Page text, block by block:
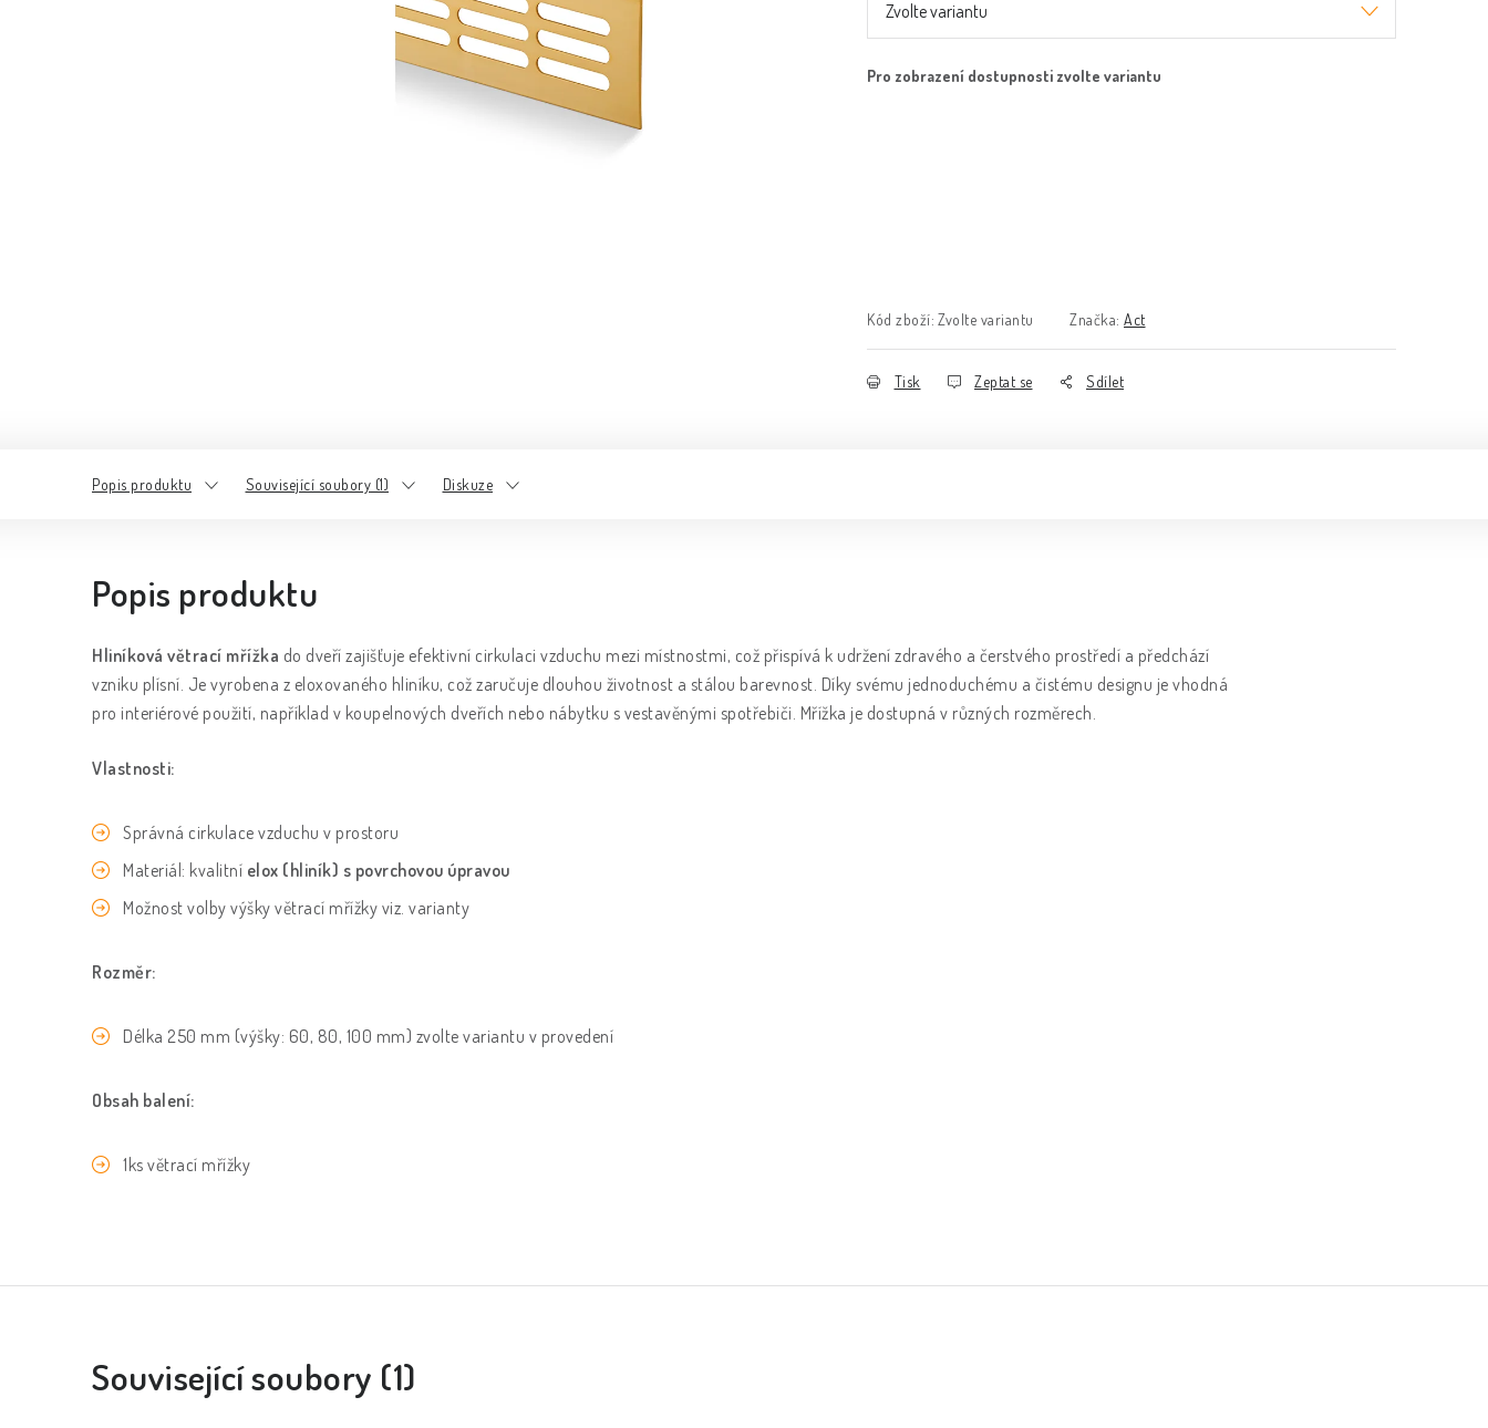
Kód zboží: Zvolte variantu Značka: Act
Tisk Zeptat se Sdílet
Popis produktu Související soubory (1) Diskuze
Popis produktu
Hliníková větrací mřížka do dveří zajišťuje efektivní cirkulaci vzduchu mezi místnostmi, což přispívá k udržení zdravého a čerstvého prostředí a předchází
vzniku plísní. Je vyrobena z eloxovaného hliníku, což zaručuje dlouhou životnost a stálou barevnost. Díky svému jednoduchému a čistému designu je vhodná
pro interiérové použití, například v koupelnových dveřích nebo nábytku s vestavěnými spotřebiči. Mřížka je dostupná v různých rozměrech.
Vlastnosti:
Správná cirkulace vzduchu v prostoru
Materiál: kvalitní elox (hliník) s povrchovou úpravou
Možnost volby výšky větrací mřížky viz. varianty
Rozměr:
Délka 250 mm (výšky: 60, 80, 100 mm) zvolte variantu v provedení
Obsah balení:
1ks větrací mřížky
Související soubory (1)